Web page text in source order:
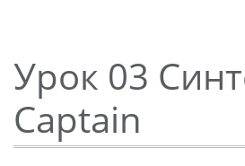
Урок 03
Captain